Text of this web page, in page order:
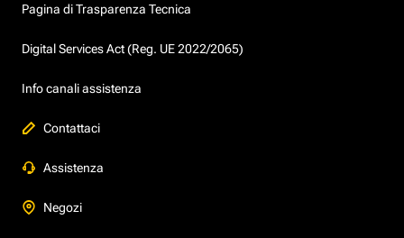
Pagina di Trasparenza Tecnica
Digital Services Act (Reg. UE 2022/2065)
Info canali assistenza
Contattaci
Assistenza
Negozi